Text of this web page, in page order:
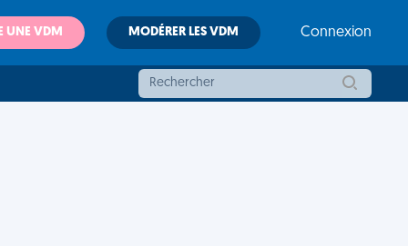
UNE VDM MODÉRER LES VDM Connexion